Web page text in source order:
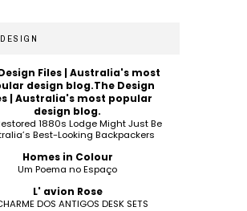
Files | Australia's most
design blog.The Design
| Australia's most popular
design blog.
1880s Lodge Might Just Be
Best-Looking Backpackers
Homes in Colour
Um Poema no Espaço
L' avion Rose
DOS ANTIGOS DESK SETS